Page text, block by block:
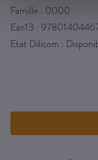
Famille : 0000
Ean13 :
Etat Dilicom :